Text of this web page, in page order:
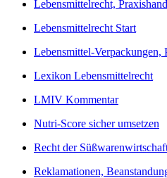
Lebensmittelrecht,
Lebensmittelrecht Start
Lebensmittel-Verpackungen,
Lexikon Lebensmittelrecht
LMIV Kommentar
Nutri-Score sicher umsetzen
Recht der
Reklamationen,